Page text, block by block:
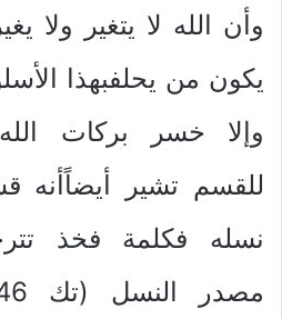
وأن الله لا يتغير ولا
يكون من يحلفبهذا
وإلا خسر بركات
للقسم تشير أيضاًأنه
نسله فكلمة فخذ